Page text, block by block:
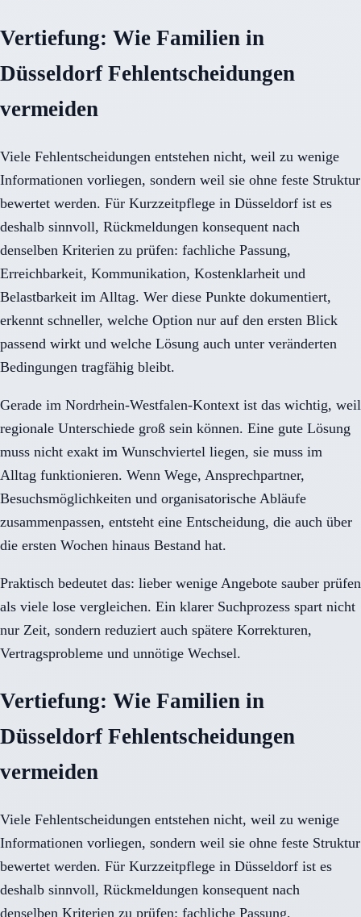
Vertiefung: Wie Familien in
Düsseldorf Fehlentscheidungen
vermeiden
Viele Fehlentscheidungen entstehen nicht, weil zu wenige
Informationen vorliegen, sondern weil sie ohne feste Struktur
bewertet werden. Für Kurzzeitpflege in Düsseldorf ist es
deshalb sinnvoll, Rückmeldungen konsequent nach
denselben Kriterien zu prüfen: fachliche Passung,
Erreichbarkeit, Kommunikation, Kostenklarheit und
Belastbarkeit im Alltag. Wer diese Punkte dokumentiert,
erkennt schneller, welche Option nur auf den ersten Blick
passend wirkt und welche Lösung auch unter veränderten
Bedingungen tragfähig bleibt.
Gerade im Nordrhein-Westfalen-Kontext ist das wichtig, weil
regionale Unterschiede groß sein können. Eine gute Lösung
muss nicht exakt im Wunschviertel liegen, sie muss im
Alltag funktionieren. Wenn Wege, Ansprechpartner,
Besuchsmöglichkeiten und organisatorische Abläufe
zusammenpassen, entsteht eine Entscheidung, die auch über
die ersten Wochen hinaus Bestand hat.
Praktisch bedeutet das: lieber wenige Angebote sauber prüfen
als viele lose vergleichen. Ein klarer Suchprozess spart nicht
nur Zeit, sondern reduziert auch spätere Korrekturen,
Vertragsprobleme und unnötige Wechsel.
Vertiefung: Wie Familien in
Düsseldorf Fehlentscheidungen
vermeiden
Viele Fehlentscheidungen entstehen nicht, weil zu wenige
Informationen vorliegen, sondern weil sie ohne feste Struktur
bewertet werden. Für Kurzzeitpflege in Düsseldorf ist es
deshalb sinnvoll, Rückmeldungen konsequent nach
denselben Kriterien zu prüfen: fachliche Passung,